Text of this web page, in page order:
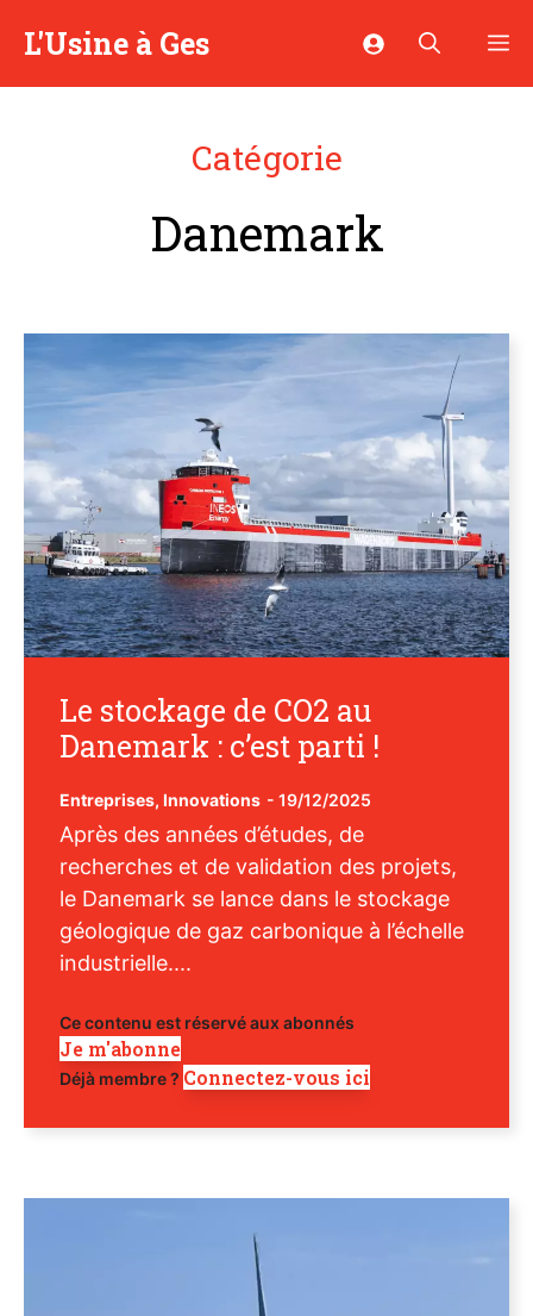
L'Usine à Ges
Catégorie
Danemark
Le stockage de CO2 au
Danemark : c’est parti !
Entreprises, Innovations - 19/12/2025
Après des années d’études, de
recherches et de validation des projets,
le Danemark se lance dans le stockage
géologique de gaz carbonique à l’échelle
industrielle....
Ce contenu est réservé aux abonnés
Je m'abonne
Déjà membre ? Connectez-vous ici